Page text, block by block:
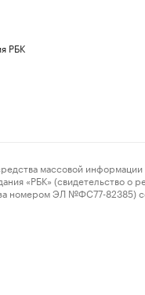
РБК
массовой
«РБК» (свидетельство о
номером ЭЛ №ФС77-82385)